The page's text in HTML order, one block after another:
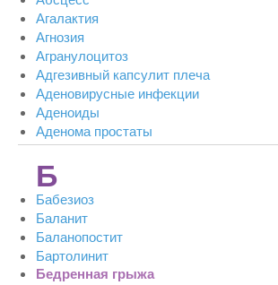
Агалактия
Агнозия
Агранулоцитоз
Адгезивный капсулит плеча
Аденовирусные инфекции
Аденоиды
Аденома простаты
Б
Бабезиоз
Баланит
Баланопостит
Бартолинит
Бедренная грыжа